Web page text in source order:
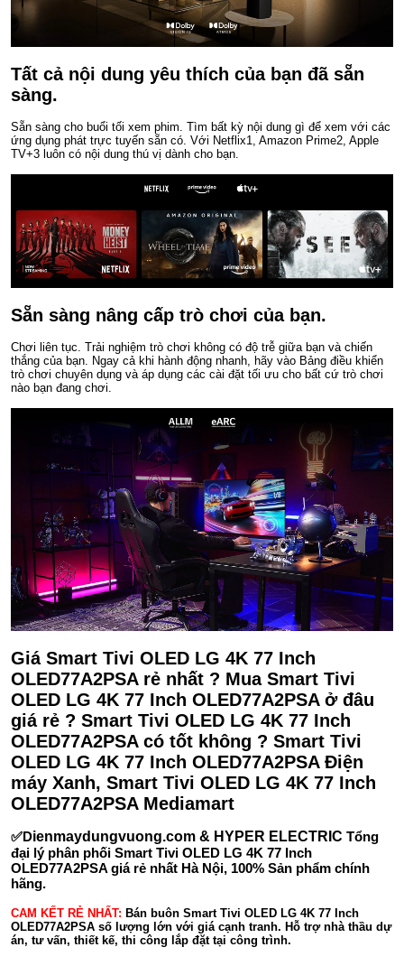
Tất cả nội dung yêu thích của bạn đã sẵn
sàng.
Sẵn sàng cho buổi tối xem phim. Tìm bất kỳ nội dung gì để xem với các
ứng dụng phát trực tuyến sẵn có. Với Netflix1, Amazon Prime2, Apple
TV+3 luôn có nội dung thú vị dành cho bạn.
Sẵn sàng nâng cấp trò chơi của bạn.
Chơi liên tục. Trải nghiệm trò chơi không có độ trễ giữa bạn và chiến
thắng của bạn. Ngay cả khi hành động nhanh, hãy vào Bảng điều khiển
trò chơi chuyên dụng và áp dụng các cài đặt tối ưu cho bất cứ trò chơi
nào bạn đang chơi.
Giá Smart Tivi OLED LG 4K 77 Inch
OLED77A2PSA rẻ nhất ? Mua Smart Tivi
OLED LG 4K 77 Inch OLED77A2PSA ở đâu
giá rẻ ? Smart Tivi OLED LG 4K 77 Inch
OLED77A2PSA có tốt không ? Smart Tivi
OLED LG 4K 77 Inch OLED77A2PSA Điện
máy Xanh, Smart Tivi OLED LG 4K 77 Inch
OLED77A2PSA Mediamart
✅Dienmaydungvuong.com & HYPER ELECTRIC Tổng
đại lý phân phối Smart Tivi OLED LG 4K 77 Inch
OLED77A2PSA giá rẻ nhất Hà Nội, 100% Sản phẩm chính
hãng.
CAM KẾT RẺ NHẤT: Bán buôn Smart Tivi OLED LG 4K 77 Inch
OLED77A2PSA số lượng lớn với giá cạnh tranh. Hỗ trợ nhà thầu dự
án, tư vấn, thiết kế, thi công lắp đặt tại công trình.